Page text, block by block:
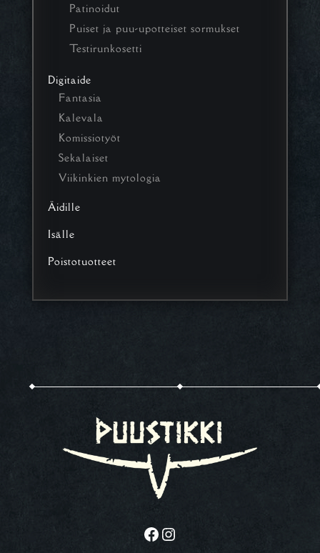
Patinoidut
Puiset ja puu-upotteiset sormukset
Testirunkosetti
Digitaide
Fantasia
Kalevala
Komissiotyöt
Sekalaiset
Viikinkien mytologia
Äidille
Isälle
Poistotuotteet
Facebook Instagram